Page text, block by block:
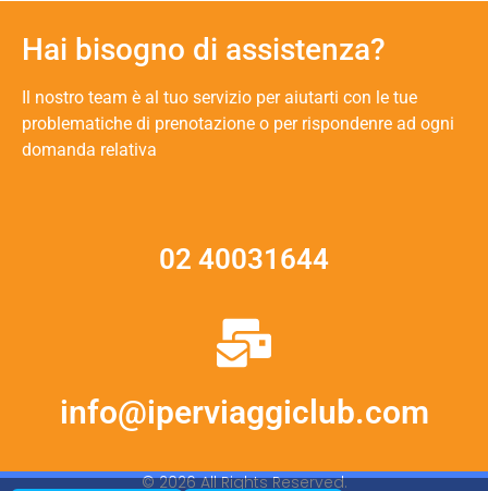
Hai bisogno di assistenza?
Il nostro team è al tuo servizio per aiutarti con le tue
problematiche di prenotazione o per rispondenre ad ogni
domanda relativa
02 40031644
info@iperviaggiclub.com
© 2026 All Rights Reserved.